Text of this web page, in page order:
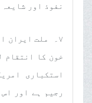
نفوذ اور
٧۔ ملت ایران
خون کا انتقام
استکباری
رجیم ہے اور